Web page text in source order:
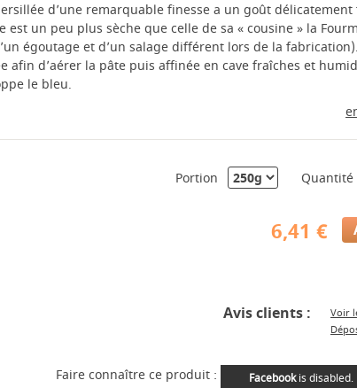
d’une remarquable finesse a un goût
est un peu plus sèche que celle de sa « cousine » la
égoutage et d’un salage différent lors de la
afin d’aérer la pâte puis affinée en cave fraîches et
le bleu.
Portion Quantité
6,41 €
Avis clients :
Voir
Faire connaître ce produit : Facebookis disabled.